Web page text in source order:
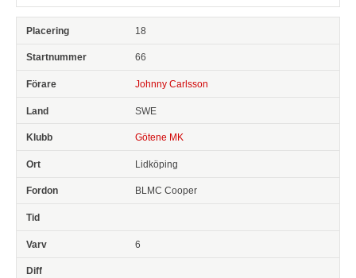
18
66
Johnny Carlsson
SWE
Götene MK
Lidköping
BLMC Cooper
6